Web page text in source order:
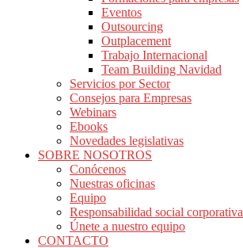
Eventos
Outsourcing
Outplacement
Trabajo Internacional
Team Building Navidad
Servicios por Sector
Consejos para Empresas
Webinars
Ebooks
Novedades legislativas
SOBRE NOSOTROS
Conócenos
Nuestras oficinas
Equipo
Responsabilidad social corporativa
Únete a nuestro equipo
CONTACTO